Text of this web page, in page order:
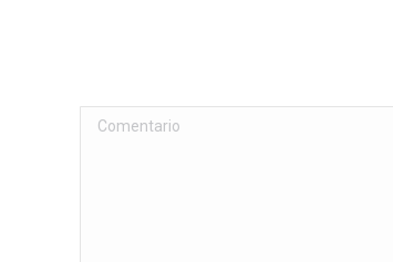
Comentario